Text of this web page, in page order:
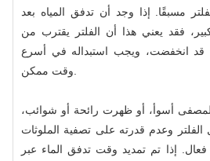
مسبقًا. إذا وجد أن تدفق المياه بعد
فقد يعني هذا أن الفلتر يقترب من
قد انخفضت، ويجب استبداله في أسرع
المصفى أسوأ، أو ظهرت رائحة أو شوائب،
وعدم قدرته على تصفية الملوثات
إذا تم تمديد وقت تدفق الماء عبر